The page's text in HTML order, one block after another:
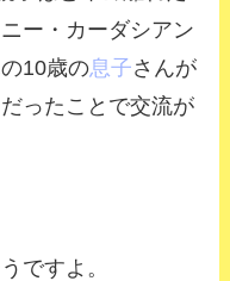
ー・カーダシアン
10歳の息子さんが
ったことで交流が
ですよ。